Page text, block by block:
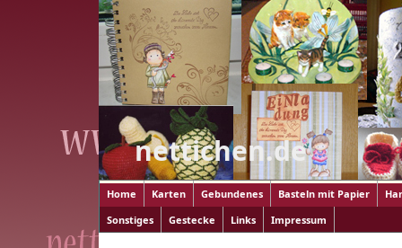
nettichen.de
Home Karten Gebundenes Basteln mit Papier
Sonstiges
Gestecke Links Impressum